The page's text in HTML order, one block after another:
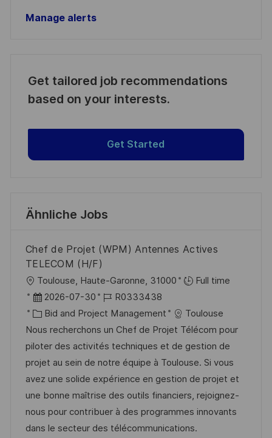
Manage alerts
Get tailored job recommendations
based on your interests.
Get Started
Ähnliche Jobs
Chef de Projet (WPM) Antennes Actives
TELECOM (H/F)
O
r
t
Toulouse, Haute-Garonne, 31000
Full time
D
a
t
u
m
d
e
r
V
2026-07-30
J
o
b
-
I
D
R0333438
K
a
t
e
g
o
r
i
Bid and Project Management
Toulouse
Nous recherchons un Chef de Projet Télécom pour
piloter des activités techniques et de gestion de
projet au sein de notre équipe à Toulouse. Si vous
avez une solide expérience en gestion de projet et
une bonne maîtrise des outils financiers, rejoignez-
nous pour contribuer à des programmes innovants
dans le secteur des télécommunications.